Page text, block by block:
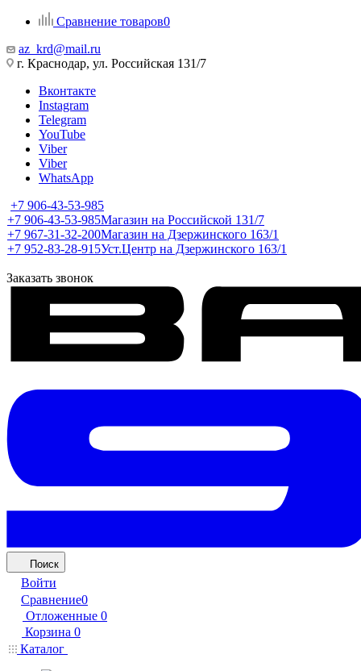
Сравнение товаров0
az_krd@mail.ru
г. Краснодар, ул. Российская 131/7
Вконтакте
Instagram
Telegram
YouTube
Viber
Viber
WhatsApp
+7 906-43-53-985
+7 906-43-53-985Магазин на Российской 131/7
+7 967-31-32-200Магазин на Дзержинского 163/1
+7 952-83-28-915Уст.Центр на Дзержинского 163/1
Заказать звонок
Поиск
Войти
Сравнение0
Отложенные 0
Корзина 0
Каталог